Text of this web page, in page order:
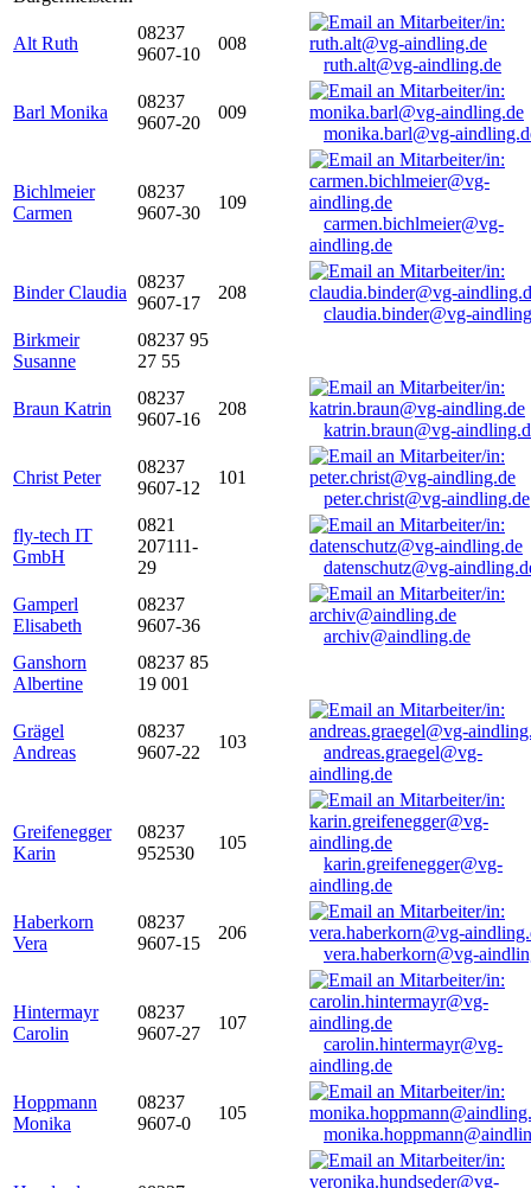
Alt Ruth
08237
9607-10
008
ruth.alt@vg-aindling.de
Barl Monika
08237
9607-20
009
monika.barl@vg-
Bichlmeier
Carmen
08237
9607-30
109
carmen.bichlmeier@vg-
aindling.de
Binder Claudia
08237
9607-17
208
claudia.binder@vg-
Birkmeir
Susanne
08237 95
27 55
Braun Katrin
08237
9607-16
208
katrin.braun@vg-
Christ Peter
08237
9607-12
101
peter.christ@vg-aindling.de
fly-tech IT
GmbH
0821
207111-
29
datenschutz@vg-
Gamperl
Elisabeth
08237
9607-36
archiv@aindling.de
Ganshorn
Albertine
08237 85
19 001
Grägel
Andreas
08237
9607-22
103
andreas.graegel@vg-
aindling.de
Greifenegger
Karin
08237
952530
105
karin.greifenegger@vg-
aindling.de
Haberkorn
Vera
08237
9607-15
206
vera.haberkorn@vg-
Hintermayr
Carolin
08237
9607-27
107
carolin.hintermayr@vg-
aindling.de
Hoppmann
Monika
08237
9607-0
105